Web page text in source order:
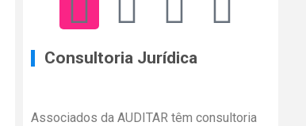
Consultoria Jurídica
Associados da AUDITAR têm consultoria